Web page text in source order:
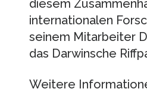
diesem
internationalen
seinem Mitarbeiter
das Darwinsche
Weitere